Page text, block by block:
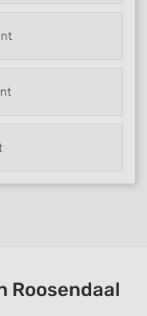
Roosendaal